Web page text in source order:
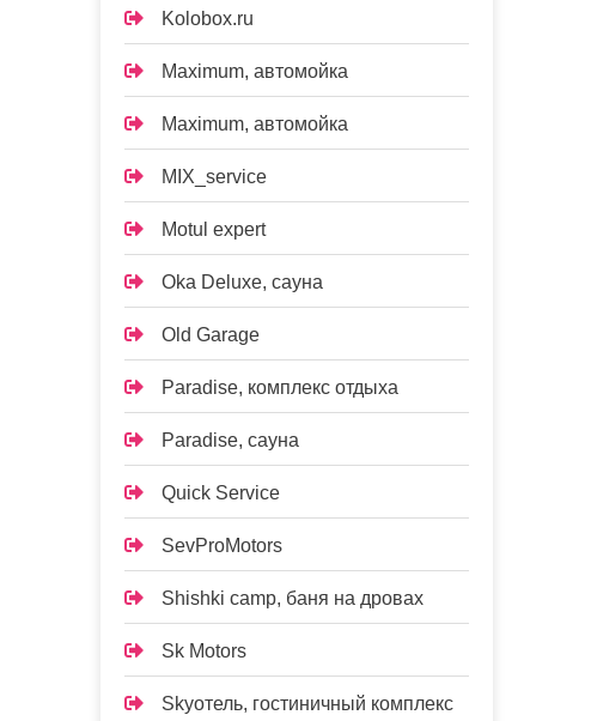
Kolobox.ru
Maximum, автомойка
Maximum, автомойка
MIX_service
Motul expert
Oka Deluxe, сауна
Old Garage
Paradise, комплекс отдыха
Paradise, сауна
Quick Service
SevProMotors
Shishki camp, баня на дровах
Sk Motors
Skyотель, гостиничный комплекс